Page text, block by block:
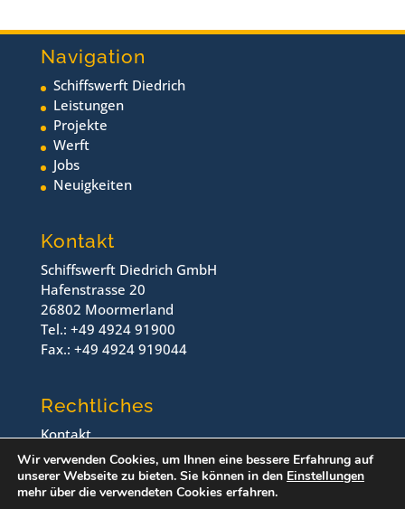
Navigation
Schiffswerft Diedrich
Leistungen
Projekte
Werft
Jobs
Neuigkeiten
Kontakt
Schiffswerft Diedrich GmbH
Hafenstrasse 20
26802 Moormerland
Tel.: +49 4924 91900
Fax.: +49 4924 919044
Rechtliches
Kontakt
Impressum
Datenschutz
Wir verwenden Cookies, um Ihnen eine bessere Erfahrung auf
unserer Webseite zu bieten. Sie können in den Einstellungen
mehr über die verwendeten Cookies erfahren.